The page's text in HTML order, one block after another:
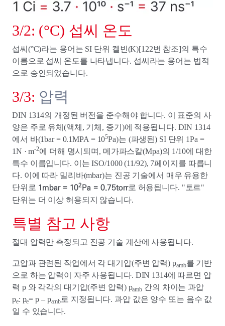
3/2: (°C) 섭씨 온도
섭씨(°C)라는 용어는 SI 단위 켈빈(K)[122번 참조]의 특수
이름으로 섭씨 온도를 나타냅니다. 섭씨라는 용어는 법적
으로 승인되었습니다.
3/3: 압력
DIN 1314의 개정된 버전을 준수해야 합니다. 이 표준의 사
양은 주로 유체(액체, 기체, 증기)에 적용됩니다. DIN 1314
에서 바(1bar = 0.1MPA = 105Pa)는 (파생된) SI 단위 1Pa =
1N · m-2에 더해 명시되며, 메가파스칼(Mpa)의 1/10에 대한
특수 이름입니다. 이는 ISO/1000 (11/92), 7페이지를 따릅니
다. 이에 따라 밀리바(mbar)는 진공 기술에서 매우 유용한
단위로 1mbar = 102Pa = 0.75torr로 허용됩니다. "토르"
단위는 더 이상 허용되지 않습니다.
특별 참고 사항
절대 압력만 측정되고 진공 기술 계산에 사용됩니다.
고압과 관련된 작업에서 각 대기압(주변 압력) pamb를 기반
으로 하는 압력이 자주 사용됩니다. DIN 1314에 따르면 압
력 p 와 각각의 대기압(주변 압력) pamb 간의 차이는 과압
pe: pe= p – pamb 로 지정됩니다. 과압 값은 양수 또는 음수 값
일 수 있습니다.